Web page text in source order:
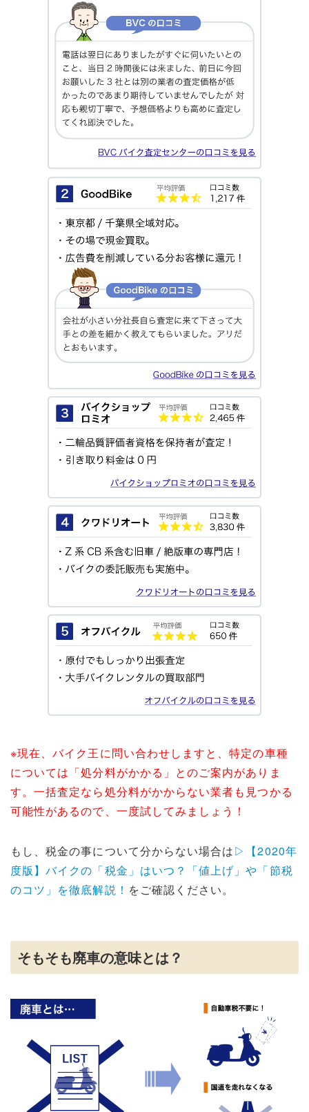
※現在、バイク王に問い合わせしますと、特定の車種
については「処分料がかかる」とのご案内がありま
す。一括査定なら処分料がかからない業者も見つかる
可能性があるので、一度試してみましょう！
もし、税金の事について分からない場合は▷【2020年
度版】バイクの「税金」はいつ？「値上げ」や「節税
のコツ」を徹底解説！ をご確認ください。
そもそも廃車の意味とは？